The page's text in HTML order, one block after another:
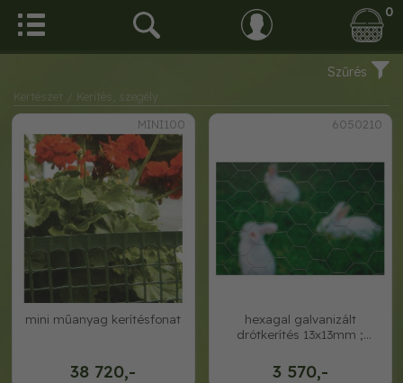
0
Szűrés
Kertészet
/ Kerítés, szegély
MINI100
38 720,-
mini műanyag kerítésfonat
6050210
3 570,-
hexagal galvanizált
drótkerítés 13x13mm ;